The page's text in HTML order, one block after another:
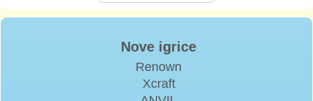
Nove igrice
Renown
Xcraft